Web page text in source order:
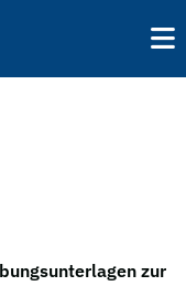
zur